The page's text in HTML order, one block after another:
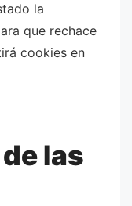
la
que rechace
cookies en
las